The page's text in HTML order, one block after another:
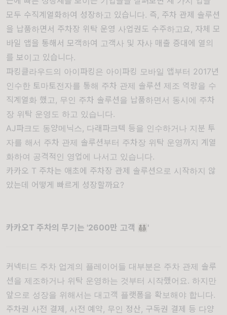
모두 수직계열화하여 성장하고 있습니다. 즉, 주차 관제 솔루션
을 납품하면서 주차장 위탁 운영 사업권도 수주하고요, 자체 모
바일 앱을 통해서 모객하여 고객사 및 자사 매출 증대에 열의
를 보이고 있습니다.
파킹클라우드의 아이파킹은 아이파킹 모바일 앱부터 2017년
인수한 토마토전자를 통해 주차 관제 솔루션 제조 역량을 수
직계열화 했고, 무인 주차 솔루션을 납품하면서 동시에 주차
장 위탁 운영도 하고 있습니다.
AJ파크도 동양메닉스, 다래파크텍 등을 인수하거나 지분 투
자를 해서 주차 관제 솔루션부터 주차장 위탁 운영까지 계열
화하여 공격적인 영업에 나서고 있습니다.
카카오 T 주차는 애초에 주차장 관제 솔루션으로 시작하지 않
았는데 어떻게 빠르게 성장할까요?
카카오T 주차의 무기는 '2600만 고객 👨‍👨‍👦‍👦'
커넥티드 주차 업계의 플레이어들 대부분은 주차 관제 솔루
션을 제조하거나 위탁 운영하는 것부터 시작했어요. 하지만
앞으로 성장을 위해서는 대고객 플랫폼을 확보해야 합니다.
주차권 사전 결제, 사전 예약, 무인 정산, 구독권 결제 등 다양